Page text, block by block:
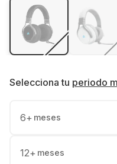
Selecciona tu periodo
6+ meses
12+ meses